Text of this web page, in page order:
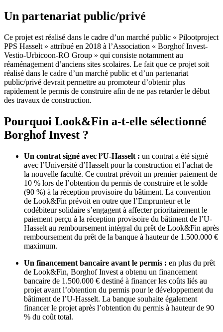
Un partenariat public/privé
Ce projet est réalisé dans le cadre d’un marché public « Pilootproject
PPS Hasselt » attribué en 2018 à l’Association « Borghof Invest-
Vestio-Urbicoon-RO Group » qui consiste notamment au
réaménagement d’anciens sites scolaires. Le fait que ce projet soit
réalisé dans le cadre d’un marché public et d’un partenariat
public/privé devrait permettre au promoteur d’obtenir plus
rapidement le permis de construire afin de ne pas retarder le début
des travaux de construction.
Pourquoi Look&Fin a-t-elle sélectionné
Borghof Invest ?
Un contrat signé avec l’U-Hasselt : un contrat a été signé
avec l’Université d’Hasselt pour la construction et l’achat de
la nouvelle faculté. Ce contrat prévoit un premier paiement de
10 % lors de l’obtention du permis de construire et le solde
(90 %) à la réception provisoire du bâtiment. La convention
de Look&Fin prévoit en outre que l’Emprunteur et le
codébiteur solidaire s’engagent à affecter prioritairement le
paiement perçu à la réception provisoire du bâtiment de l’U-
Hasselt au remboursement intégral du prêt de Look&Fin après
remboursement du prêt de la banque à hauteur de 1.500.000 €
maximum.
Un financement bancaire avant le permis : en plus du prêt
de Look&Fin, Borghof Invest a obtenu un financement
bancaire de 1.500.000 € destiné à financer les coûts liés au
projet avant l’obtention du permis pour le développement du
bâtiment de l’U-Hasselt. La banque souhaite également
financer le projet après l’obtention du permis à hauteur de 90
% du coût total.